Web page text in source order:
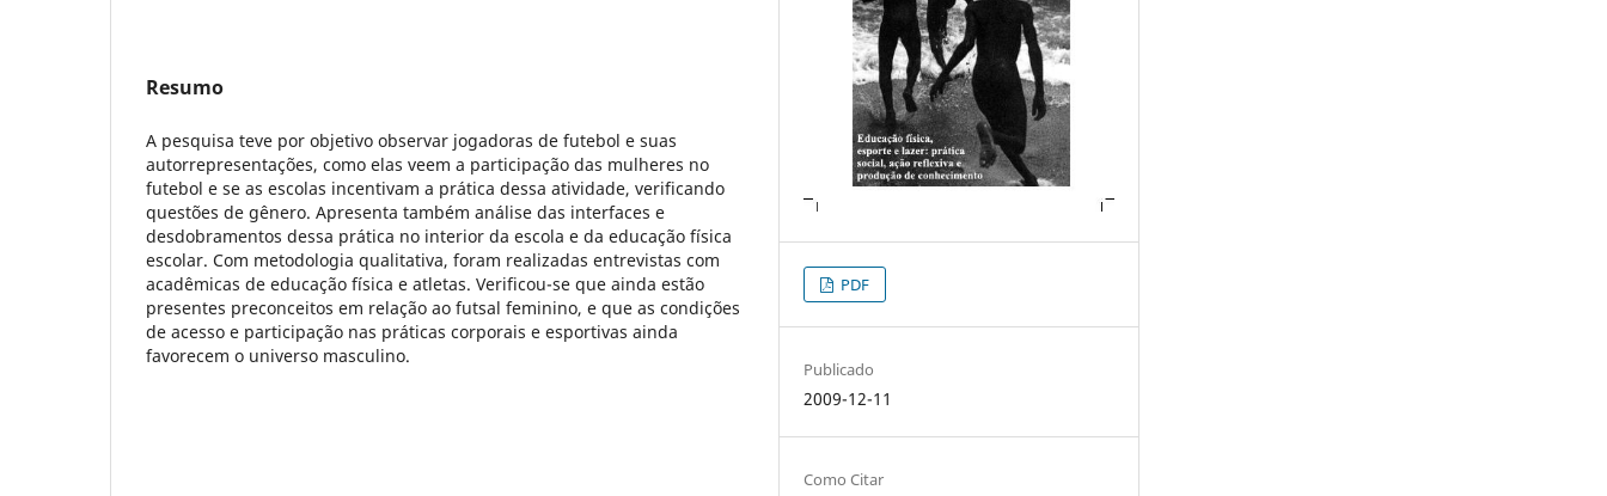
Resumo
A pesquisa teve por objetivo observar jogadoras de futebol e suas
autorrepresentações, como elas veem a participação das mulheres no
futebol e se as escolas incentivam a prática dessa atividade, verificando
questões de gênero. Apresenta também análise das interfaces e
desdobramentos dessa prática no interior da escola e da educação física
escolar. Com metodologia qualitativa, foram realizadas entrevistas com
acadêmicas de educação física e atletas. Verificou-se que ainda estão
presentes preconceitos em relação ao futsal feminino, e que as condições
de acesso e participação nas práticas corporais e esportivas ainda
favorecem o universo masculino.
PDF
Publicado
2009-12-11
Como Citar